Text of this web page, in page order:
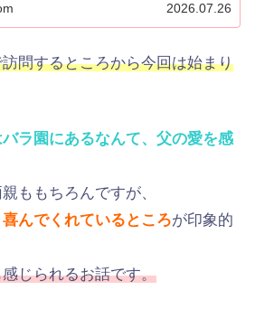
2026.07.26
問するところから今回は始まり
ラ園にあるなんて、父の愛を感
ももちろんですが、
んでくれているところが印象的
じられるお話です。